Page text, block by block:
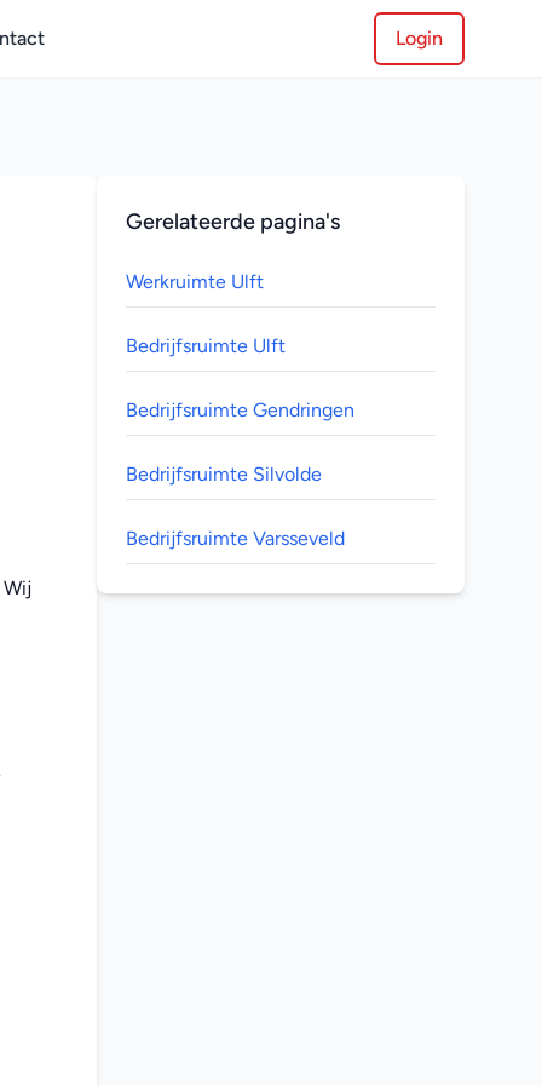
Login
Wij
Gerelateerde pagina's
Werkruimte Ulft
Bedrijfsruimte Ulft
Bedrijfsruimte Gendringen
Bedrijfsruimte Silvolde
Bedrijfsruimte Varsseveld